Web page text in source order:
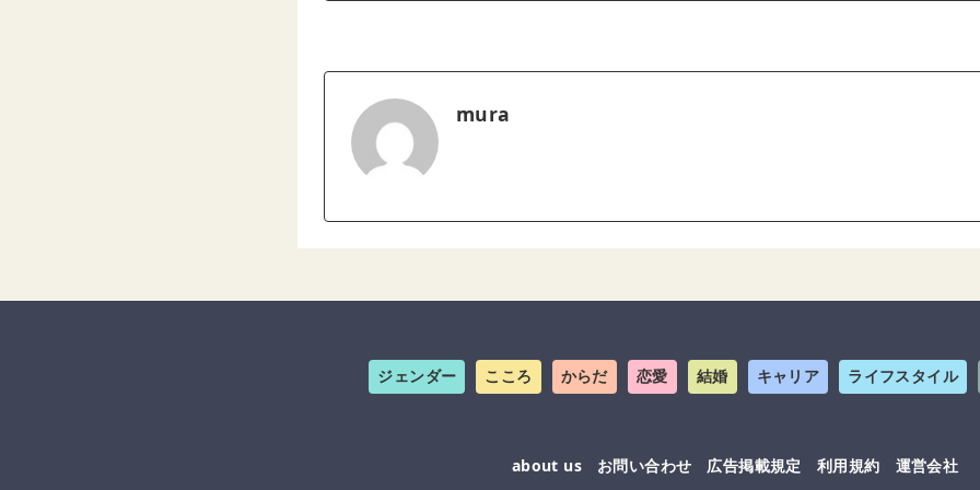
mura
ジェンダー こころ からだ 恋愛 結婚 キャリア ライフスタイル
about us お問い合わせ 広告掲載規定 利用規約 運営会社